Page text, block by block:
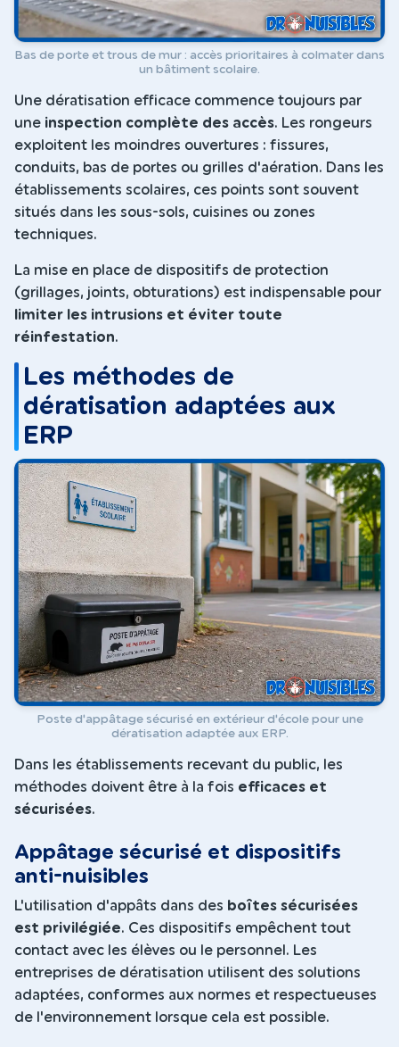
Bas de porte et trous de mur : accès prioritaires à colmater dans
un bâtiment scolaire.
Une dératisation efficace commence toujours par
une inspection complète des accès. Les rongeurs
exploitent les moindres ouvertures : fissures,
conduits, bas de portes ou grilles d'aération. Dans les
établissements scolaires, ces points sont souvent
situés dans les sous-sols, cuisines ou zones
techniques.
La mise en place de dispositifs de protection
(grillages, joints, obturations) est indispensable pour
limiter les intrusions et éviter toute
réinfestation.
Les méthodes de
dératisation adaptées aux
ERP
Poste d'appâtage sécurisé en extérieur d'école pour une
dératisation adaptée aux ERP.
Dans les établissements recevant du public, les
méthodes doivent être à la fois efficaces et
sécurisées.
Appâtage sécurisé et dispositifs
anti-nuisibles
L'utilisation d'appâts dans des boîtes sécurisées
est privilégiée. Ces dispositifs empêchent tout
contact avec les élèves ou le personnel. Les
entreprises de dératisation utilisent des solutions
adaptées, conformes aux normes et respectueuses
de l'environnement lorsque cela est possible.